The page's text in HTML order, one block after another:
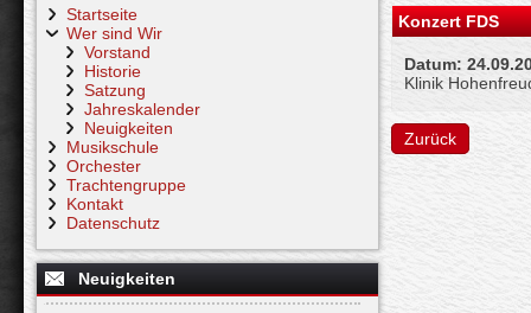
Konzert FDS
Datum:
Klinik
Zurück
Startseite
Wer sind Wir
Vorstand
Historie
Satzung
Jahreskalender
Neuigkeiten
Musikschule
Orchester
Trachtengruppe
Kontakt
Datenschutz
Neuigkeiten